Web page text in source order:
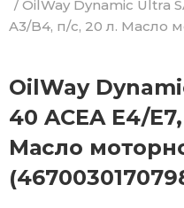
/ OilWay Dynamic Ultra
A3/B4, п/с, 20 л. Масло
OilWay
40 ACEA E4/
Масло